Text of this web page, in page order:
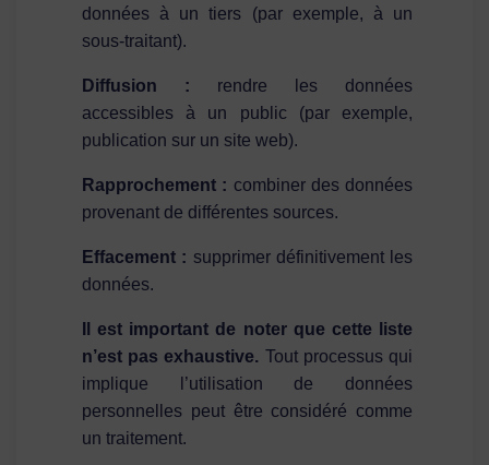
données à un tiers (par exemple, à un
sous-traitant).
Diffusion : rendre les données
accessibles à un public (par exemple,
publication sur un site web).
Rapprochement : combiner des données
provenant de différentes sources.
Effacement : supprimer définitivement les
données.
Il est important de noter que cette liste
n’est pas exhaustive. Tout processus qui
implique l’utilisation de données
personnelles peut être considéré comme
un traitement.